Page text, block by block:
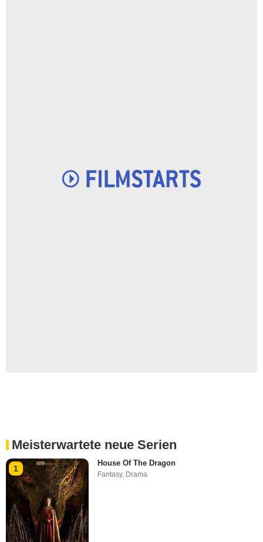
Meisterwartete neue Serien
1
House Of The Dragon
Fantasy, Drama